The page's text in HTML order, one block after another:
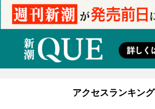
アクセスランキング